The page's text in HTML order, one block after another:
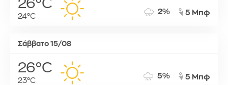
26°C
24°C
2% 5 Μπφ
Σάββατο 15/08
26°C
23°C
5% 5 Μπφ